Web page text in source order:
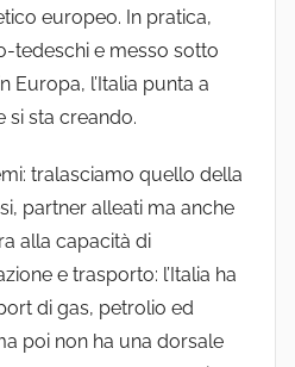
europeo. In pratica,
tedeschi e messo sotto
Europa, l’Italia punta a
si sta creando.
tralasciamo quello della
partner alleati ma anche
alla capacità di
e trasporto: l’Italia ha
di gas, petrolio ed
poi non ha una dorsale